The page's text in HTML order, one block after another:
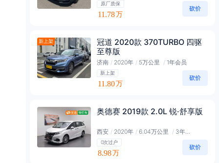
原厂质保
11.78万
新上架
冠道 2020款 370TURBO 四驱
至尊版
济南 / 2020年 / 5万公里 / 1年会员
新上架
11.80万
奥德赛 2019款 2.0L 锐·舒享版
西安 / 2020年 / 6.04万公里 / 3年黑金会员
0次过户
8.98万